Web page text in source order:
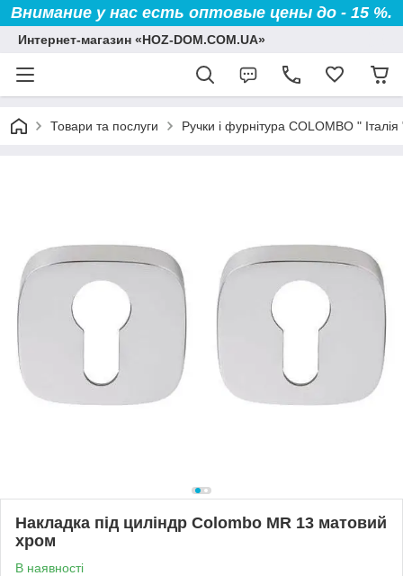
Внимание у нас есть оптовые цены до - 15 %.
Интернет-магазин «HOZ-DOM.COM.UA»
Товари та послуги Ручки і фурнітура COLOMBO " Італія
Накладка під циліндр Colombo MR 13 матовий
хром
В наявності